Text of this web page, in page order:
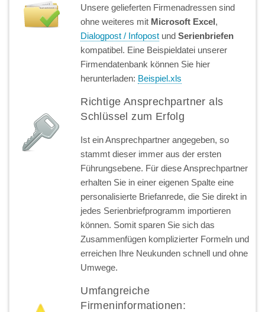
Unsere gelieferten Firmenadressen sind
ohne weiteres mit Microsoft Excel,
Dialogpost / Infopost undSerienbriefen
kompatibel. Eine Beispieldatei unserer
Firmendatenbank können Sie hier
herunterladen: Beispiel.xls
Richtige Ansprechpartner als
Schlüssel zum Erfolg
Ist ein Ansprechpartner angegeben, so
stammt dieser immer aus der ersten
Führungsebene. Für diese Ansprechpartner
erhalten Sie in einer eigenen Spalte eine
personalisierte Briefanrede, die Sie direkt in
jedes Serienbriefprogramm importieren
können. Somit sparen Sie sich das
Zusammenfügen komplizierter Formeln und
erreichen Ihre Neukunden schnell und ohne
Umwege.
Umfangreiche
Firmeninformationen: